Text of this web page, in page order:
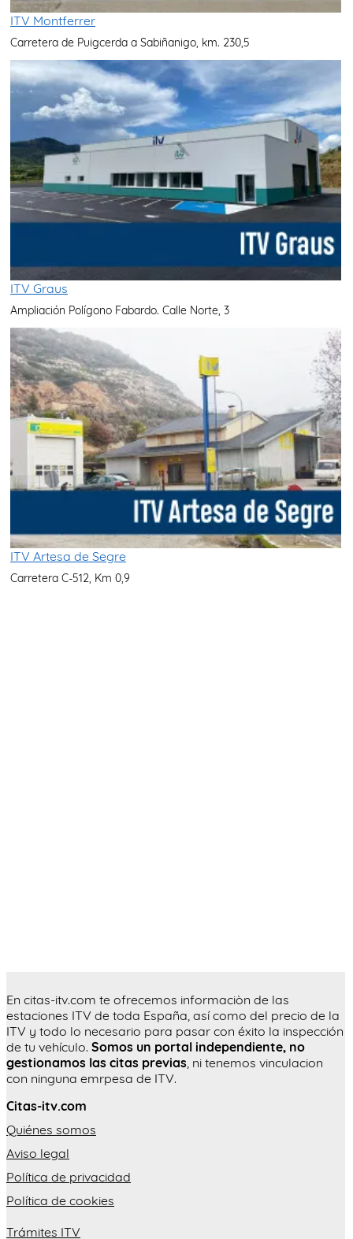
ITV Montferrer
Carretera de Puigcerda a Sabiñanigo, km. 230,5
ITV Graus
Ampliación Polígono Fabardo. Calle Norte, 3
ITV Artesa de Segre
Carretera C-512, Km 0,9
En citas-itv.com te ofrecemos informaciòn de las
estaciones ITV de toda España, así como del precio de la
ITV y todo lo necesario para pasar con éxito la inspección
de tu vehículo. Somos un portal independiente, no
gestionamos las citas previas, ni tenemos vinculacion
con ninguna emrpesa de ITV.
Citas-itv.com
Quiénes somos
Aviso legal
Política de privacidad
Política de cookies
Trámites ITV